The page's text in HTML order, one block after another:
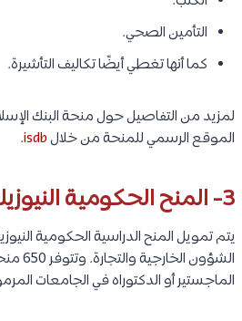
التأمين الصحي.
كما أنها تغطي أيضًا تكاليف التأشيرة.
لمزيد من التفاصيل حول منحة البنك
الموقع الرسمي للمنحة من خلالisdb
.
3- المنح الحكومية النيوزيلندية:
يتم تمويل المنح الدراسية الحكومية
الماجستير أو الدكتوراه في الجامعات